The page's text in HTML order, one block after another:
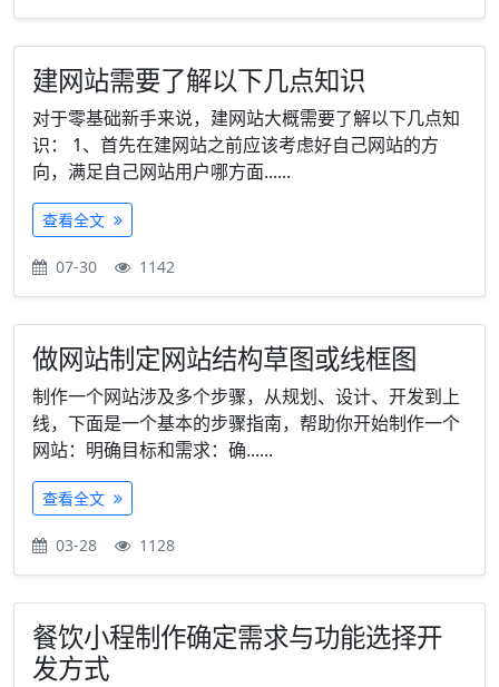
建网站需要了解以下几点知识
对于零基础新手来说，建网站大概需要了解以下几点知
识： 1、首先在建网站之前应该考虑好自己网站的方
向，满足自己网站用户哪方面......
查看全文
07-30 1142
做网站制定网站结构草图或线框图
制作一个网站涉及多个步骤，从规划、设计、开发到上
线，下面是一个基本的步骤指南，帮助你开始制作一个
网站：明确目标和需求：确......
查看全文
03-28 1128
餐饮小程制作确定需求与功能选择开
发方式